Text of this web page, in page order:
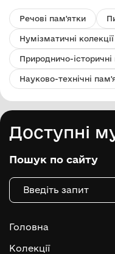
Речові пам'ятки
Нумізматичні колекції
Природничо-
Науково-технічні
Доступні
Пошук по сайту
Головна
Колекції